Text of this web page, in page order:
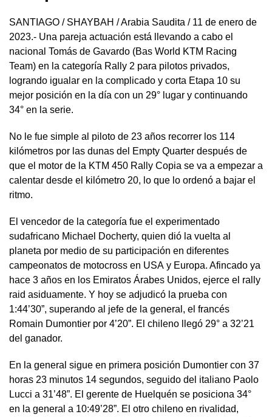
SANTIAGO / SHAYBAH / Arabia Saudita / 11 de enero de
2023.- Una pareja actuación está llevando a cabo el
nacional Tomás de Gavardo (Bas World KTM Racing
Team) en la categoría Rally 2 para pilotos privados,
logrando igualar en la complicado y corta Etapa 10 su
mejor posición en la día con un 29° lugar y continuando
34° en la serie.
No le fue simple al piloto de 23 años recorrer los 114
kilómetros por las dunas del Empty Quarter después de
que el motor de la KTM 450 Rally Copia se va a empezar a
calentar desde el kilómetro 20, lo que lo ordenó a bajar el
ritmo.
El vencedor de la categoría fue el experimentado
sudafricano Michael Docherty, quien dió la vuelta al
planeta por medio de su participación en diferentes
campeonatos de motocross en USA y Europa. Afincado ya
hace 3 años en los Emiratos Árabes Unidos, ejerce el rally
raid asiduamente. Y hoy se adjudicó la prueba con
1:44’30”, superando al jefe de la general, el francés
Romain Dumontier por 4’20”. El chileno llegó 29° a 32’21
del ganador.
En la general sigue en primera posición Dumontier con 37
horas 23 minutos 14 segundos, seguido del italiano Paolo
Lucci a 31’48”. El gerente de Huelquén se posiciona 34°
en la general a 10:49’28”. El otro chileno en rivalidad,